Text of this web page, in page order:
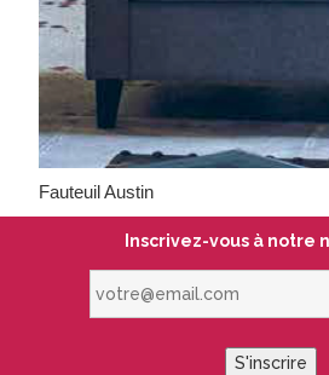
Fauteuil Austin
Inscrivez-vous à notre
S'inscrire